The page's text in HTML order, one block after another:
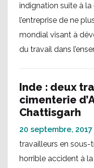
indignation suite à
l’entreprise de ne
mondial visant à
du travail dans
Inde : deux
cimenterie
Chattisgarh
20 septembre, 2017
travailleurs en sous-
horrible accident à